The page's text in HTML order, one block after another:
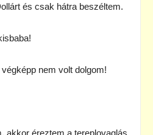
és csak hátra beszéltem.
nem volt dolgom!
akkor éreztem a tereplovaglás